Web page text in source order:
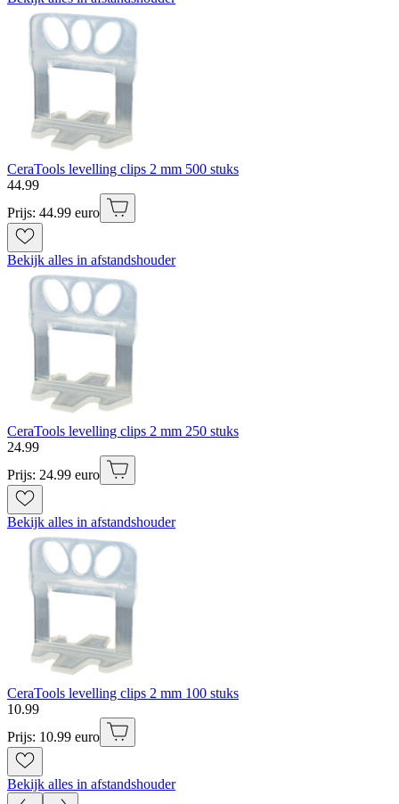
CeraTools levelling clips 2 mm 500 stuks
44.99
Prijs: 44.99 euro
Bekijk alles in afstandshouder
CeraTools levelling clips 2 mm 250 stuks
24.99
Prijs: 24.99 euro
Bekijk alles in afstandshouder
CeraTools levelling clips 2 mm 100 stuks
10.99
Prijs: 10.99 euro
Bekijk alles in afstandshouder